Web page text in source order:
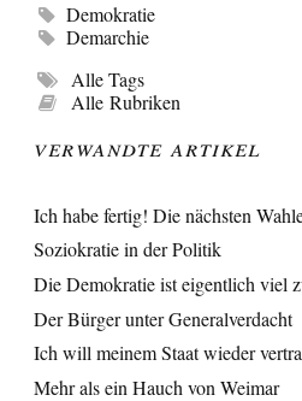
Demokratie
Demarchie
Alle Tags
Alle Rubriken
Verwandte Artikel
Ich habe fertig! Die nächsten
Soziokratie in der Politik
Die Demokratie ist eigentlich viel
Der Bürger unter Generalverdacht
Ich will meinem Staat wieder
Mehr als ein Hauch von Weimar